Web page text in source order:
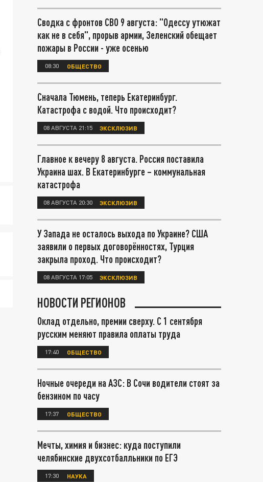
Сводка с фронтов СВО 9 августа: "Одессу утюжат
как не в себя", прорыв армии, Зеленский обещает
пожары в России - уже осенью
08:30 ОБЩЕСТВО
Сначала Тюмень, теперь Екатеринбург.
Катастрофа с водой. Что происходит?
08 АВГУСТА 21:15 ЭКСКЛЮЗИВ
Главное к вечеру 8 августа. Россия поставила
Украина шах. В Екатеринбурге – коммунальная
катастрофа
08 АВГУСТА 20:30 ЭКСКЛЮЗИВ
У Запада не осталось выхода по Украине? США
заявили о первых договорённостях, Турция
закрыла проход. Что происходит?
08 АВГУСТА 17:05 ЭКСКЛЮЗИВ
НОВОСТИ РЕГИОНОВ
Оклад отдельно, премии сверху. С 1 сентября
русским меняют правила оплаты труда
17:40 ОБЩЕСТВО
Ночные очереди на АЗС: В Сочи водители стоят за
бензином по часу
17:37 ОБЩЕСТВО
Мечты, химия и бизнес: куда поступили
челябинские двухсотбалльники по ЕГЭ
17:30 НАУКА